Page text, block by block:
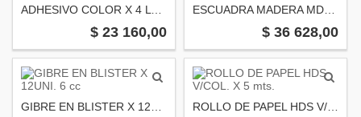
$ 23 160,00 $ 36 628,00